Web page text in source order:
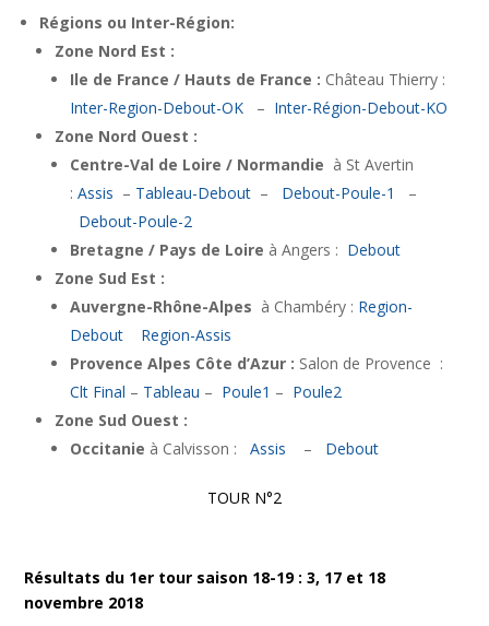
Régions ou Inter-Région:
Zone Nord Est :
Ile de France / Hauts de France : Château Thierry :
Inter-Region-Debout-OK – Inter-Région-Debout-KO
Zone Nord Ouest :
Centre-Val de Loire / Normandie à St Avertin
:Assis – Tableau-Debout – Debout-Poule-1
–
Debout-Poule-2
Bretagne / Pays de Loire à Angers : Debout
Zone Sud Est :
Auvergne-Rhône-Alpes à Chambéry : Region-
Debout
Region-Assis
Provence Alpes Côte d’Azur : Salon de Provence :
Clt Final – Tableau – Poule1 – Poule2
Zone Sud Ouest :
Occitanie à Calvisson :Assis – Debout
TOUR N°2
Résultats du 1er tour saison 18-19 : 3, 17 et 18
novembre 2018